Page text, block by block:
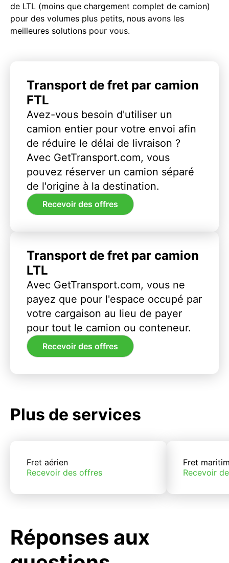
de LTL (moins que chargement complet de camion)
pour des volumes plus petits, nous avons les
meilleures solutions pour vous.
Transport de fret par camion
FTL
Avez-vous besoin d'utiliser un
camion entier pour votre envoi afin
de réduire le délai de livraison ?
Avec GetTransport.com, vous
pouvez réserver un camion séparé
de l'origine à la destination.
Recevoir des offres
Transport de fret par camion
LTL
Avec GetTransport.com, vous ne
payez que pour l'espace occupé par
votre cargaison au lieu de payer
pour tout le camion ou conteneur.
Recevoir des offres
Plus de services
Fret aérien
Recevoir des offres
Fret
Recevoir
Réponses aux